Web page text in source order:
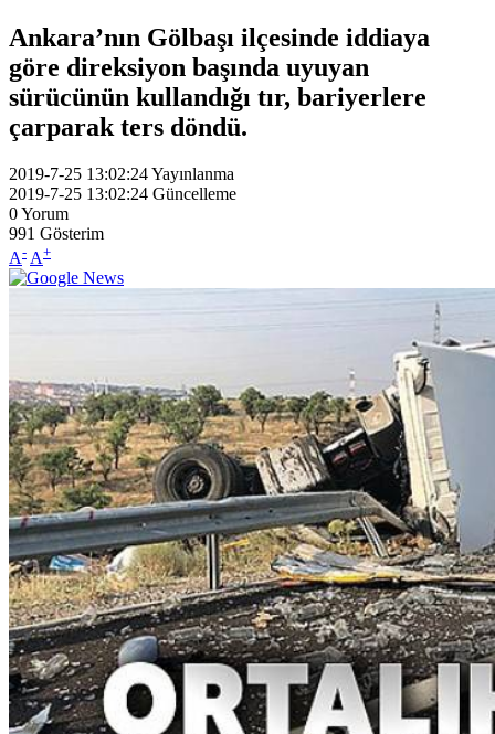
Ankara’nın Gölbaşı ilçesinde iddiaya
göre direksiyon başında uyuyan
sürücünün kullandığı tır, bariyerlere
çarparak ters döndü.
2019-7-25 13:02:24Yayınlanma
2019-7-25 13:02:24 Güncelleme
0Yorum
991 Gösterim
A- A+